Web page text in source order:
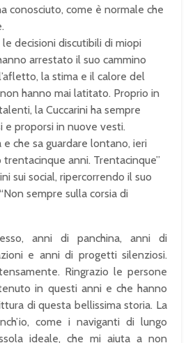
conosciuto, come è normale che
decisioni discutibili di miopi
arrestato il suo cammino
la stima e il calore del
hanno mai latitato. Proprio in
la Cuccarini ha sempre
e proporsi in nuove vesti.
e che sa guardare lontano, ieri
trentacinque anni. Trentacinque”
sui social, ripercorrendo il suo
sempre sulla corsia di
anni di panchina, anni di
e anni di progetti silenziosi.
Ringrazio le persone
in questi anni e che hanno
di questa bellissima storia. La
come i naviganti di lungo
ideale, che mi aiuta a non